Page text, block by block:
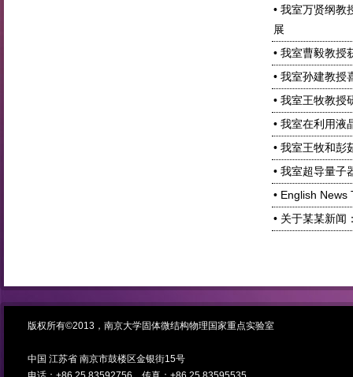
• 我室万贤纲教
展
• 我室曹毅教授
• 我室孙建教授
• 我室王牧教授
• 我室在利用液
• 我室王牧和彭
• 我室超导量子
• English News
• 关于某某新闻
版权所有©2013，南京大学固体微结构物理国家重点实验室
中国 江苏省 南京市鼓楼区金银街15号